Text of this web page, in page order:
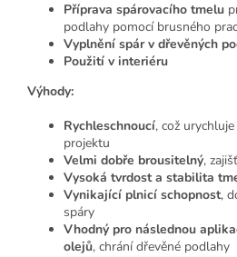
Příprava spárovacího tmelu
podlahy pomocí brusného
Vyplnění spár v dřevěných
Použití v interiéru
Výhody:
Rychleschnoucí, což
projektu
Velmi dobře brousitelný,
Vysoká tvrdost a stabilita
Vynikající plnicí schopnost,
spáry
Vhodný pro následnou
olejů, chrání dřevěné podlahy